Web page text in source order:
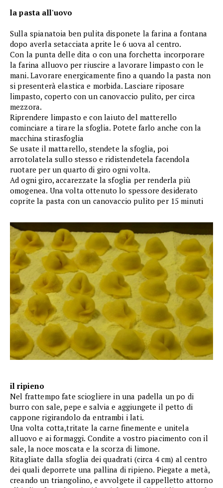
la pasta all'uovo
Sulla spianatoia ben pulita disponete la farina a fontana
dopo averla setacciata aprite le 6 uova al centro.
Con la punta delle dita o con una forchetta incorporare
la farina alluovo per riuscire a lavorare limpasto con le
mani. Lavorare energicamente fino a quando la pasta non
si presenterà elastica e morbida. Lasciare riposare
limpasto, coperto con un canovaccio pulito, per circa
mezzora.
Riprendere limpasto e con laiuto del matterello
cominciare a tirare la sfoglia. Potete farlo anche con la
macchina stirasfoglia
Se usate il mattarello, stendete la sfoglia, poi
arrotolatela sullo stesso e ridistendetela facendola
ruotare per un quarto di giro ogni volta.
Ad ogni giro, accarezzate la sfoglia per renderla più
omogenea. Una volta ottenuto lo spessore desiderato
coprite la pasta con un canovaccio pulito per 15 minuti
il ripieno
Nel frattempo fate sciogliere in una padella un po di
burro con sale, pepe e salvia e aggiungete il petto di
cappone rigirandolo da entrambi i lati.
Una volta cotta,tritate la carne finemente e unitela
alluovo e ai formaggi. Condite a vostro piacimento con il
sale, la noce moscata e la scorza di limone.
Ritagliate dalla sfoglia dei quadrati (circa 4 cm) al centro
dei quali deporrete una pallina di ripieno. Piegate a metà,
creando un triangolino, e avvolgete il cappelletto attorno